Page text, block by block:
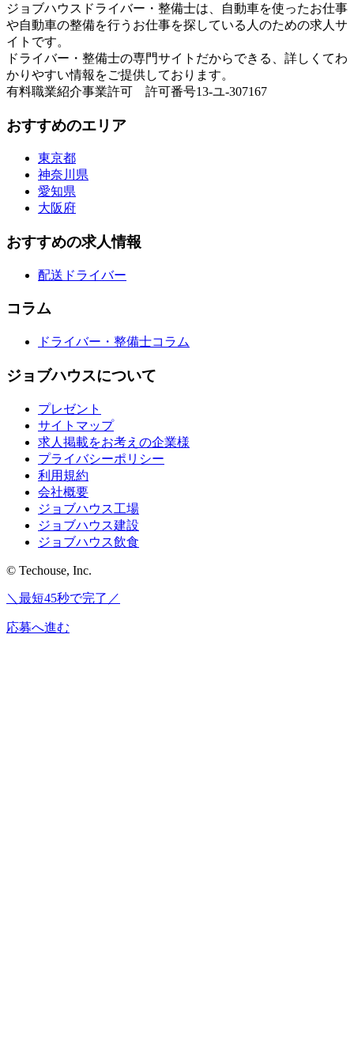
ジョブハウスドライバー・整備士は、自動車を使ったお仕事
や自動車の整備を行うお仕事を探している人のための求人サ
イトです。
ドライバー・整備士の専門サイトだからできる、詳しくてわ
かりやすい情報をご提供しております。
有料職業紹介事業許可 許可番号13-ユ-307167
おすすめのエリア
東京都
神奈川県
愛知県
大阪府
おすすめの求人情報
配送ドライバー
コラム
ドライバー・整備士コラム
ジョブハウスについて
プレゼント
サイトマップ
求人掲載をお考えの企業様
プライバシーポリシー
利用規約
会社概要
ジョブハウス工場
ジョブハウス建設
ジョブハウス飲食
© Techouse, Inc.
＼最短45秒で完了／
応募へ進む